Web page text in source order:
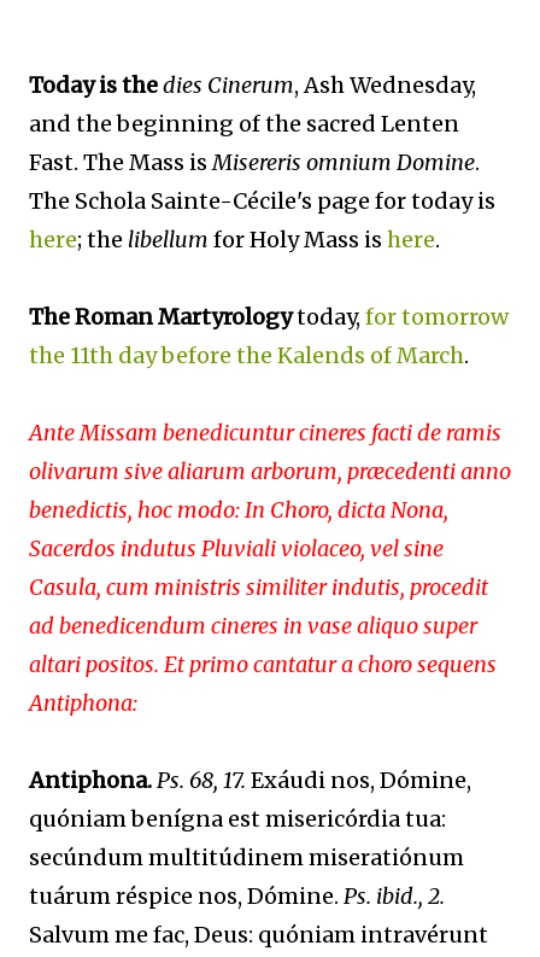
Today is thedies Cinerum, Ash Wednesday,
and the beginning of the sacred Lenten
Fast. The Mass isMisereris omnium Domine.
The Schola Sainte-Cécile's page for today is
here; the libellum for Holy Mass is here.
The Roman Martyrologytoday, for tomorrow
the 11th day before the Kalends of March.
Ante Missam benedicuntur cineres facti de ramis
olivarum sive aliarum arborum, præcedenti anno
benedictis, hoc modo: In Choro, dicta Nona,
Sacerdos indutus Pluviali violaceo, vel sine
Casula, cum ministris similiter indutis, procedit
ad benedicendum cineres in vase aliquo super
altari positos. Et primo cantatur a choro sequens
Antiphona:
Antiphona.Ps. 68, 17. Exáudi nos, Dómine,
quóniam benígna est misericórdia tua:
secúndum multitúdinem miseratiónum
tuárum réspice nos, Dómine. Ps. ibid., 2.
Salvum me fac, Deus: quóniam intravérunt